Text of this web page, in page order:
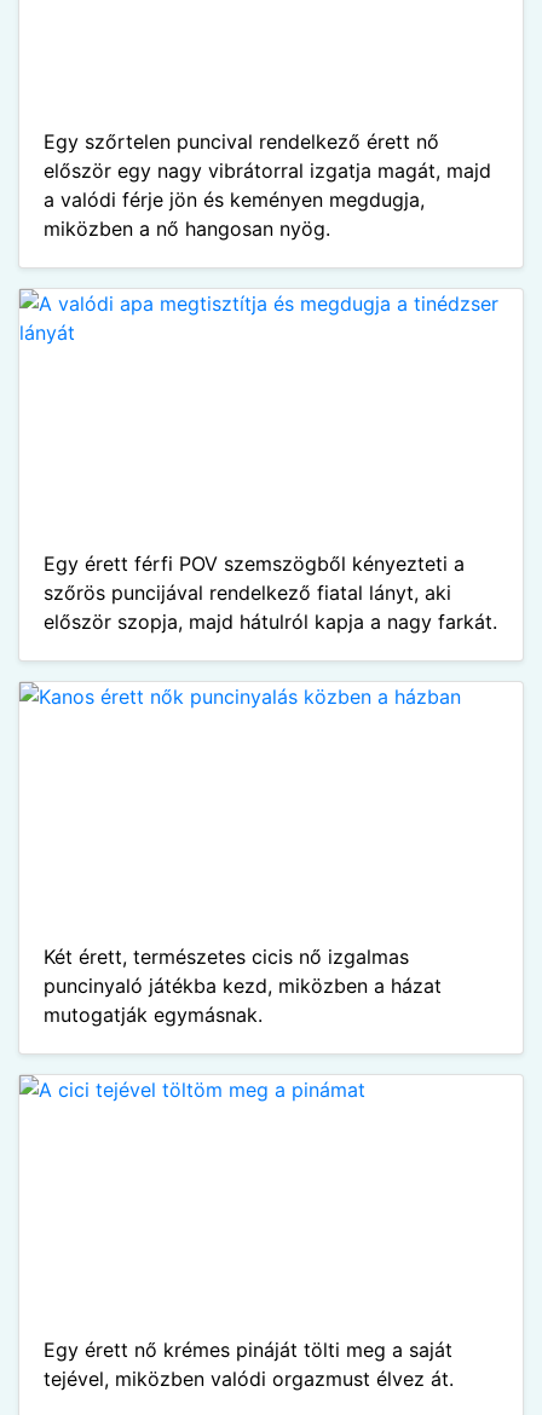
Egy szőrtelen puncival rendelkező érett nő
először egy nagy vibrátorral izgatja magát, majd
a valódi férje jön és keményen megdugja,
miközben a nő hangosan nyög.
Egy érett férfi POV szemszögből kényezteti a
szőrös puncijával rendelkező fiatal lányt, aki
először szopja, majd hátulról kapja a nagy farkát.
Két érett, természetes cicis nő izgalmas
puncinyaló játékba kezd, miközben a házat
mutogatják egymásnak.
Egy érett nő krémes pináját tölti meg a saját
tejével, miközben valódi orgazmust élvez át.